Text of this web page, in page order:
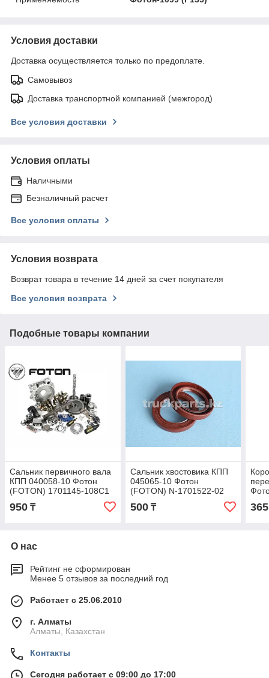
Условия доставки
Доставка осуществляется только по предоплате.
Самовывоз
Доставка транспортной компанией (межгород)
Все условия доставки
Условия оплаты
Наличными
Безналичный расчет
Все условия оплаты
Условия возврата
Возврат товара в течение 14 дней за счет покупателя
Все условия возврата
Подобные товары компании
Сальник первичного вала
КПП 040058-10 Фотон
(FOTON) 1701145-108C1
950 ₸
Сальник хвостовика КПП
045065-10 Фотон
(FOTON) N-1701522-02
500₸
О нас
Рейтинг не сформирован
Менее 5 отзывов за последний год
Работает с 25.06.2010
г. Алматы
Алматы, Казахстан
Контакты
Сегодня работает с 09:00 до 17:00